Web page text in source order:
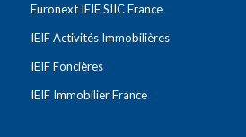
Euronext IEIF SIIC France
IEIF Activités Immobilières
IEIF Foncières
IEIF Immobilier France